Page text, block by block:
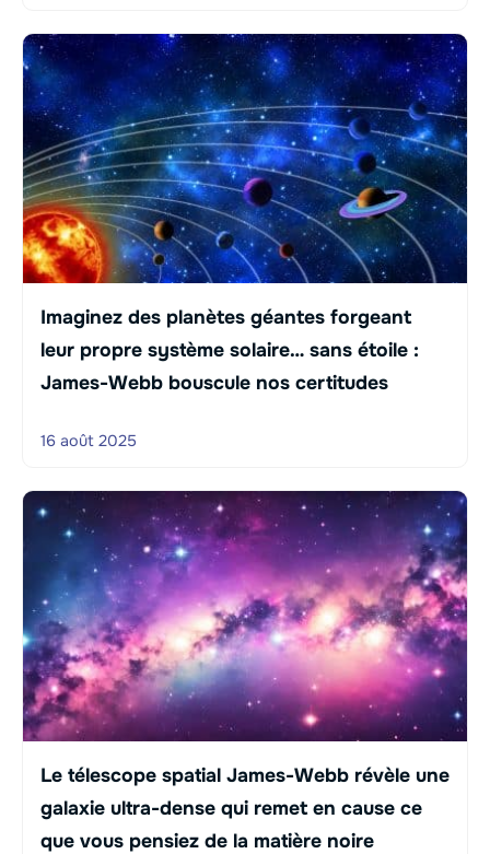
Imaginez des planètes géantes forgeant
leur propre système solaire… sans étoile :
James-Webb bouscule nos certitudes
16 août 2025
Le télescope spatial James-Webb révèle une
galaxie ultra-dense qui remet en cause ce
que vous pensiez de la matière noire